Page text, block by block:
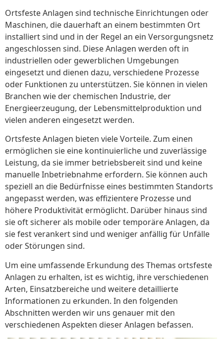
Ortsfeste Anlagen sind technische Einrichtungen oder
Maschinen, die dauerhaft an einem bestimmten Ort
installiert sind und in der Regel an ein Versorgungsnetz
angeschlossen sind. Diese Anlagen werden oft in
industriellen oder gewerblichen Umgebungen
eingesetzt und dienen dazu, verschiedene Prozesse
oder Funktionen zu unterstützen. Sie können in vielen
Branchen wie der chemischen Industrie, der
Energieerzeugung, der Lebensmittelproduktion und
vielen anderen eingesetzt werden.
Ortsfeste Anlagen bieten viele Vorteile. Zum einen
ermöglichen sie eine kontinuierliche und zuverlässige
Leistung, da sie immer betriebsbereit sind und keine
manuelle Inbetriebnahme erfordern. Sie können auch
speziell an die Bedürfnisse eines bestimmten Standorts
angepasst werden, was effizientere Prozesse und
höhere Produktivität ermöglicht. Darüber hinaus sind
sie oft sicherer als mobile oder temporäre Anlagen, da
sie fest verankert sind und weniger anfällig für Unfälle
oder Störungen sind.
Um eine umfassende Erkundung des Themas ortsfeste
Anlagen zu erhalten, ist es wichtig, ihre verschiedenen
Arten, Einsatzbereiche und weitere detaillierte
Informationen zu erkunden. In den folgenden
Abschnitten werden wir uns genauer mit den
verschiedenen Aspekten dieser Anlagen befassen.